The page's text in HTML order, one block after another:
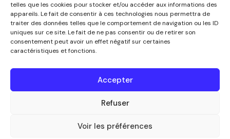
telles que les cookies pour stocker et/ou accéder aux informations des
appareils. Le fait de consentir à ces technologies nous permettra de
traiter des données telles que le comportement de navigation ou les ID
uniques sur ce site. Le fait de ne pas consentir ou de retirer son
consentement peut avoir un effet négatif sur certaines
caractéristiques et fonctions.
Accepter
Refuser
Voir les préférences
AMILCAR TRAVEL CLUB
CLUB AMILCAR, Club d'affaires international
AGENCE MEDIANE
CONTACT
+33 7 49 60 92 02